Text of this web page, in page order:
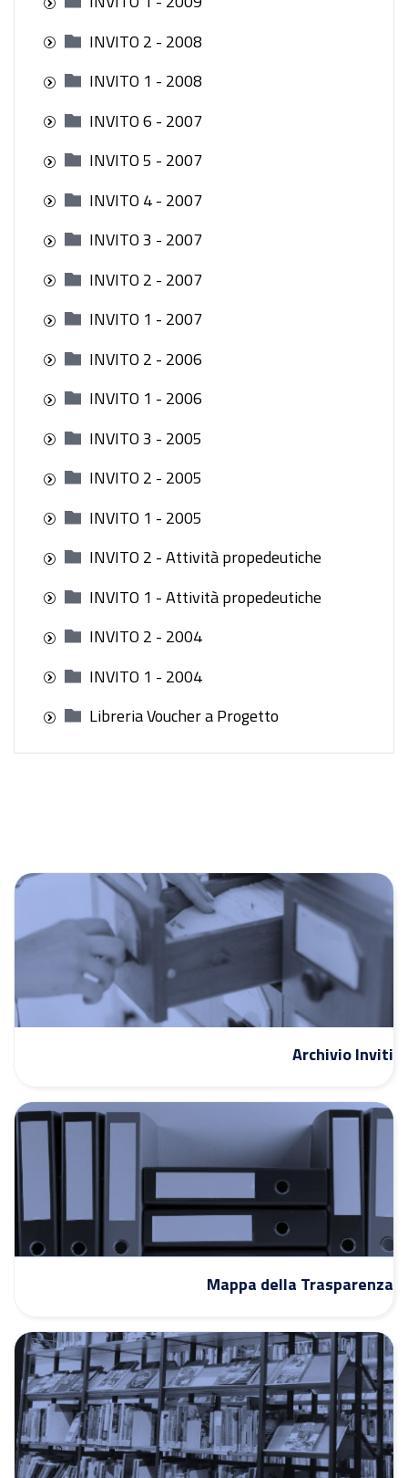
INVITO 2 - 2008
INVITO 1 - 2008
INVITO 6 - 2007
INVITO 5 - 2007
INVITO 4 - 2007
INVITO 3 - 2007
INVITO 2 - 2007
INVITO 1 - 2007
INVITO 2 - 2006
INVITO 1 - 2006
INVITO 3 - 2005
INVITO 2 - 2005
INVITO 1 - 2005
INVITO 2 - Attività propedeutiche
INVITO 1 - Attività propedeutiche
INVITO 2 - 2004
INVITO 1 - 2004
Libreria Voucher a Progetto
Archivio Inviti
Mappa della Trasparenza